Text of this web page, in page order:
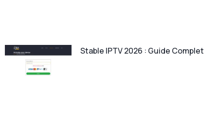
Stable IPTV 2026 : Guide Complet